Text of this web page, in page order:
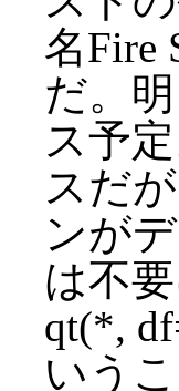
名Fire
だ。
ス予
スだ
ンが
は不
qt(*,
いうこ